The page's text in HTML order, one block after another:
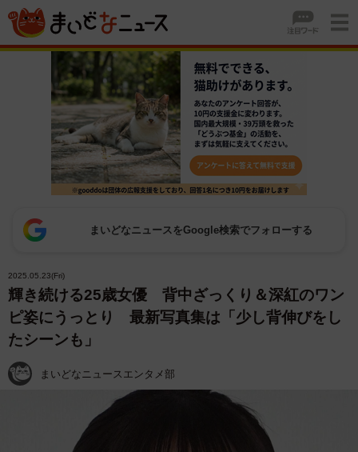
まいどなニュースをGoogle検索でフォローする
2025.05.23(Fri)
輝き続ける25歳女優 背中ざっくり＆深紅のワン
ピ姿にうっとり 最新写真集は「少し背伸びをし
たシーンも」
まいどなニュースエンタメ部